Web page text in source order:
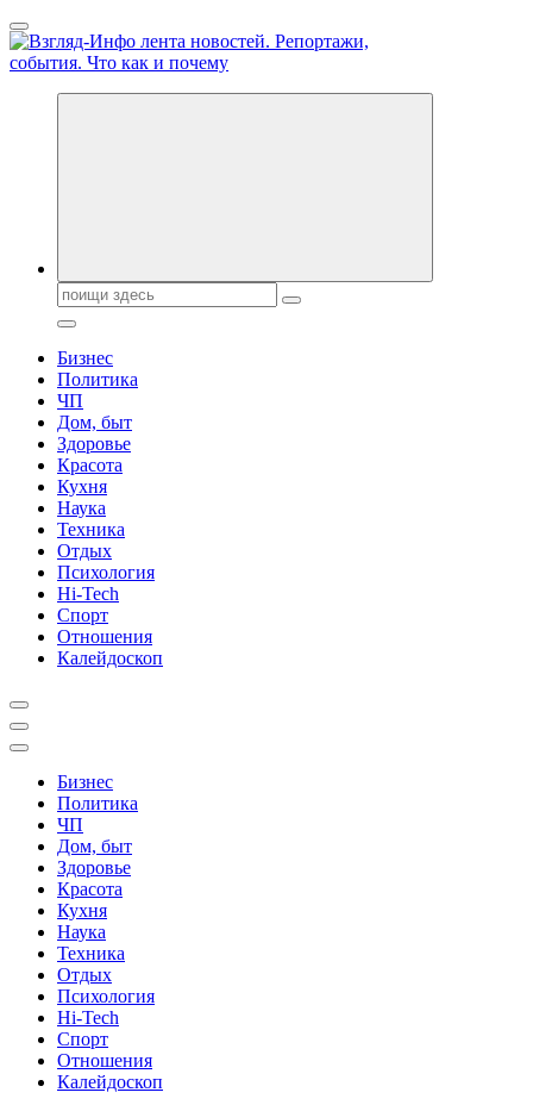
Перейти
к
содержанию
Обо всем и обо всех, что зачем и почему. Новости политики,
Поиск:
Бизнес
Политика
ЧП
Дом, быт
Здоровье
Красота
Кухня
Наука
Техника
Отдых
Психология
Hi-Tech
Спорт
Отношения
Калейдоскоп
Бизнес
Политика
ЧП
Дом, быт
Здоровье
Красота
Кухня
Наука
Техника
Отдых
Психология
Hi-Tech
Спорт
Отношения
Калейдоскоп